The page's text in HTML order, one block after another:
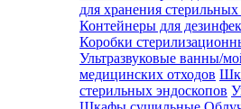
для хранения
Контейнеры для
Коробки
Ультразвуковые ванны/
медицинских отходов
стерильных эндоскопов